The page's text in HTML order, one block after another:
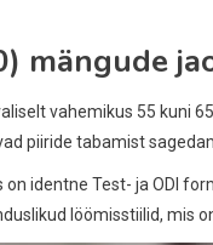
mängude
vahemikus 55 kuni
piiride tabamist
identne Test- ja ODI
löömisstiilid, mis